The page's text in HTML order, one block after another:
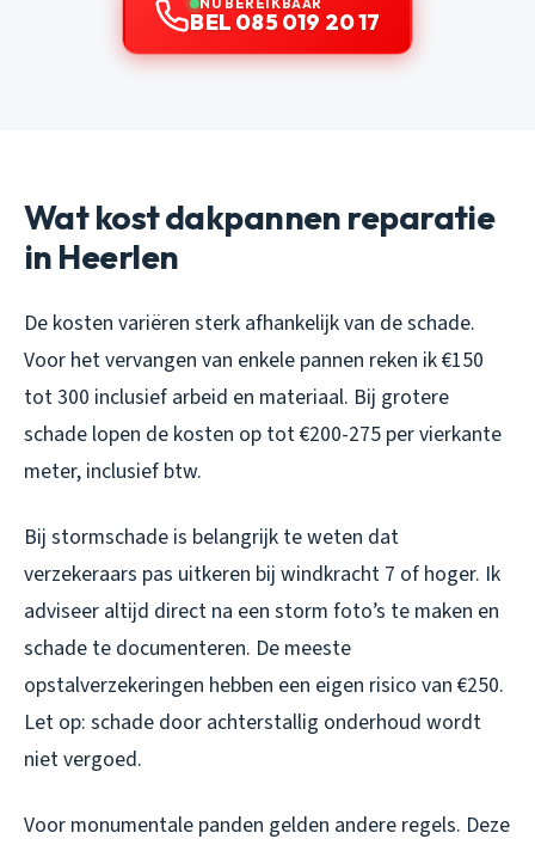
BEL 085 019 20 17
Wat kost dakpannen reparatie
in Heerlen
De kosten variëren sterk afhankelijk van de schade.
Voor het vervangen van enkele pannen reken ik €150
tot 300 inclusief arbeid en materiaal. Bij grotere
schade lopen de kosten op tot €200-275 per vierkante
meter, inclusief btw.
Bij stormschade is belangrijk te weten dat
verzekeraars pas uitkeren bij windkracht 7 of hoger. Ik
adviseer altijd direct na een storm foto’s te maken en
schade te documenteren. De meeste
opstalverzekeringen hebben een eigen risico van €250.
Let op: schade door achterstallig onderhoud wordt
niet vergoed.
Voor monumentale panden gelden andere regels. Deze